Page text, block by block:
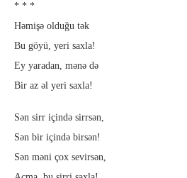
* * *
Həmişə olduğu tək
Bu göyü, yeri saxla!
Ey yaradan, mənə də
Bir az əl yeri saxla!
Sən sirr içində sirrsən,
Sən bir içində birsən!
Sən məni çox sevirsən,